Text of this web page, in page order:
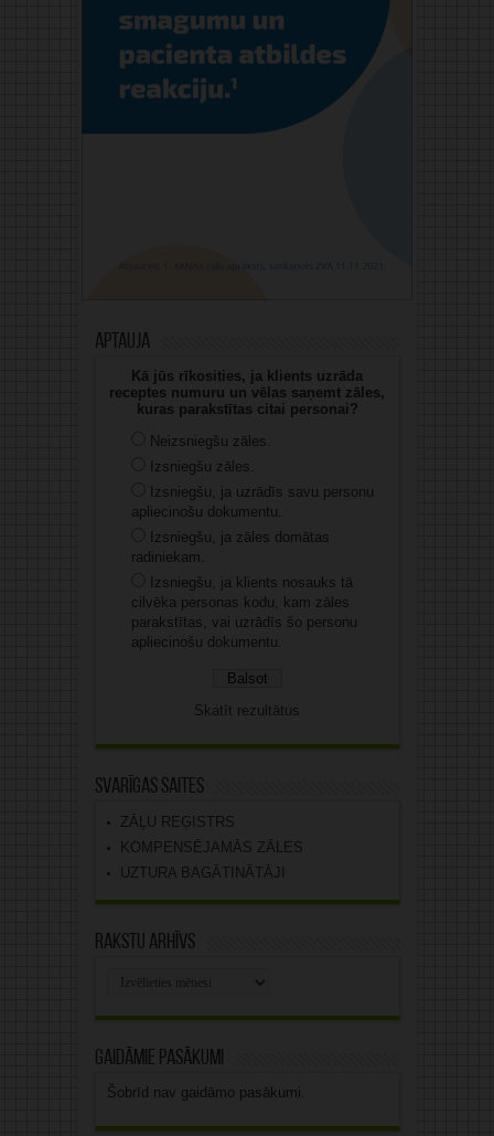
Aptauja
Kā jūs rīkosities, ja klients uzrāda
receptes numuru un vēlas saņemt zāles,
kuras parakstītas citai personai?
Neizsniegšu zāles.
Izsniegšu zāles.
Izsniegšu, ja uzrādīs savu personu
apliecinošu dokumentu.
Izsniegšu, ja zāles domātas
radiniekam.
Izsniegšu, ja klients nosauks tā
cilvēka personas kodu, kam zāles
parakstītas, vai uzrādīs šo personu
apliecinošu dokumentu.
Skatīt rezultātus
Svarīgas saites
ZĀĻU REĢISTRS
KOMPENSĒJAMĀS ZĀLES
UZTURA BAGĀTINĀTĀJI
Rakstu arhīvs
Gaidāmie pasākumi
Šobrīd nav gaidāmo pasākumi.